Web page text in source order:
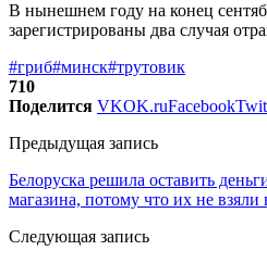
В нынешнем году на конец
зарегистрированы два случая
#гриб#минск#трутовик
710
Поделится VKOK.ruFacebook
Предыдущая запись
Белоруска решила оставить
магазина, потому что их не взяли
Следующая запись